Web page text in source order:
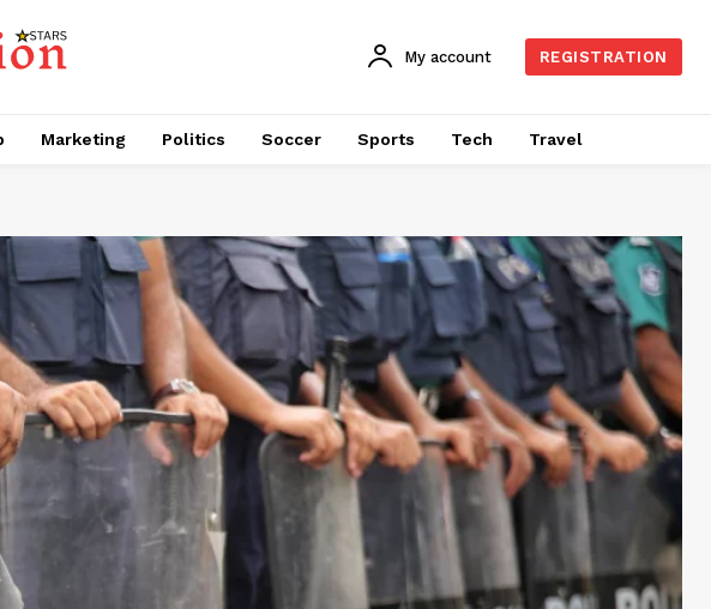
My account REGISTRATION
Marketing Politics Soccer Sports Tech Travel